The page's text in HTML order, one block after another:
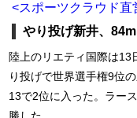
<スポーツクラウド直
やり投げ新井、
陸上のリエティ国際は13
り投げで世界選手権9位
13で2位に入った。ラー